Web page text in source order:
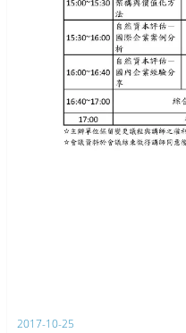
2017-10-25